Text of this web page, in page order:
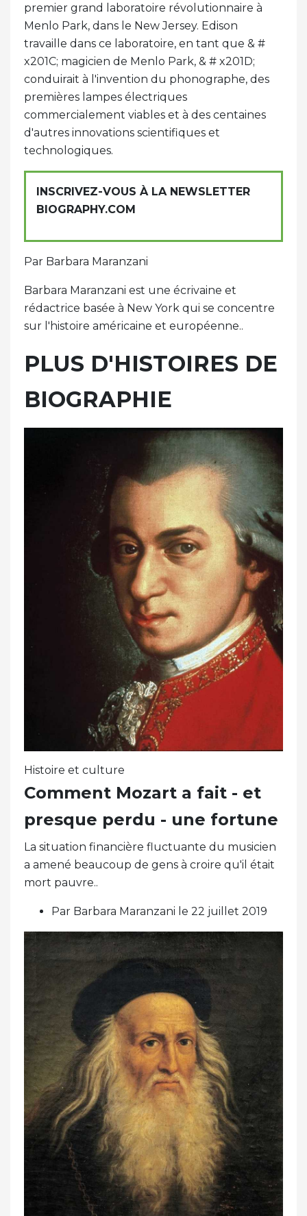
premier grand laboratoire révolutionnaire à
Menlo Park, dans le New Jersey. Edison
travaille dans ce laboratoire, en tant que & #
x201C; magicien de Menlo Park, & # x201D;
conduirait à l'invention du phonographe, des
premières lampes électriques
commercialement viables et à des centaines
d'autres innovations scientifiques et
technologiques.
INSCRIVEZ-VOUS À LA NEWSLETTER
BIOGRAPHY.COM
Par Barbara Maranzani
Barbara Maranzani est une écrivaine et
rédactrice basée à New York qui se concentre
sur l'histoire américaine et européenne..
PLUS D'HISTOIRES DE
BIOGRAPHIE
Histoire et culture
Comment Mozart a fait - et
presque perdu - une fortune
La situation financière fluctuante du musicien
a amené beaucoup de gens à croire qu'il était
mort pauvre..
Par Barbara Maranzani le 22 juillet 2019